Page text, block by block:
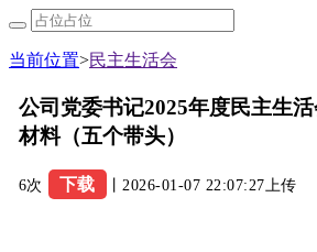
当前位置>民主生活会
公司党委书记2025年度民主生
材料（五个带头）
6次 下载 丨2026-01-07 22:07:27上传